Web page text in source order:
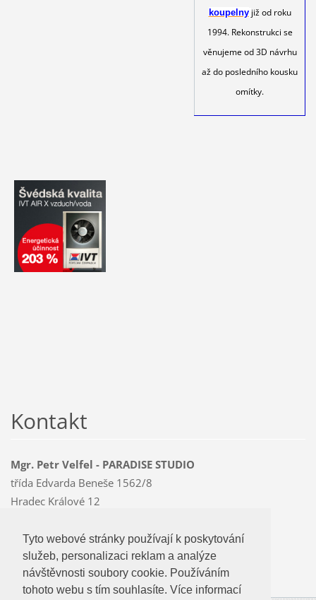
Tyto webové stránky používají k poskytování
služeb, personalizaci reklam a analýze
návštevnosti soubory cookie. Používáním
tohoto webu s tím souhlasíte.
Tyto webové stránky používají k poskytování
služeb, personalizaci reklam a analýze
návštěvnosti soubory cookie. Používáním
tohoto webu s tím souhlasíte. Více informací
koupelny již od roku
1994. Rekonstrukci se
věnujeme od 3D návrhu
až do posledního kousku
omítky.
Kontakt
Mgr. Petr Velfel - PARADISE STUDIO
třída Edvarda Beneše 1562/8
Hradec Králové 12
Mobil: 603 478 763
paradise@czMEDIA.eu